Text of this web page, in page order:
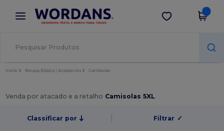
× App Wordans
Melhores preços na app!
Obter app
Início Roupa Básica | Acessórios Camisolas
Venda por atacado e a retalho Camisolas 5XL
Classificar por Filtrar ✓